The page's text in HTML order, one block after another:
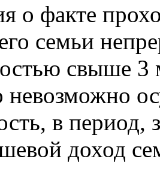
о факте
семьи
свыше 3
невозможно
в период,
доход